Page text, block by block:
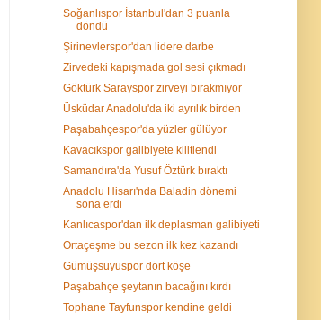
Soğanlıspor İstanbul'dan 3 puanla
döndü
Şirinevlerspor'dan lidere darbe
Zirvedeki kapışmada gol sesi çıkmadı
Göktürk Sarayspor zirveyi bırakmıyor
Üsküdar Anadolu'da iki ayrılık birden
Paşabahçespor'da yüzler gülüyor
Kavacıkspor galibiyete kilitlendi
Samandıra'da Yusuf Öztürk bıraktı
Anadolu Hisarı'nda Baladin dönemi
sona erdi
Kanlıcaspor'dan ilk deplasman galibiyeti
Ortaçeşme bu sezon ilk kez kazandı
Gümüşsuyuspor dört köşe
Paşabahçe şeytanın bacağını kırdı
Tophane Tayfunspor kendine geldi